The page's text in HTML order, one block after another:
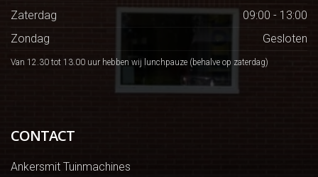
Zaterdag
09:00 - 13:00
Zondag
Gesloten
Van 12.30 tot 13.00 uur hebben wij lunchpauze (behalve op zaterdag)
CONTACT
Ankersmit Tuinmachines